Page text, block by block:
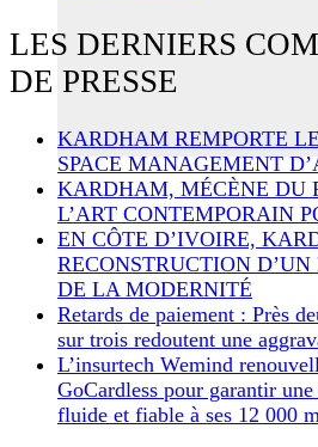
LES DERNIERS
DE PRESSE
KARDHAM REMPORTE
SPACE MANAGEMENT
KARDHAM, MÉCÈNE DU
L’ART CONTEMPORAIN
EN CÔTE D’IVOIRE,
RECONSTRUCTION
DE LA MODERNITÉ
Retards de paiement : Près
sur trois redoutent une
L’insurtech Wemind
GoCardless pour garantir
fluide et fiable à ses 12 000